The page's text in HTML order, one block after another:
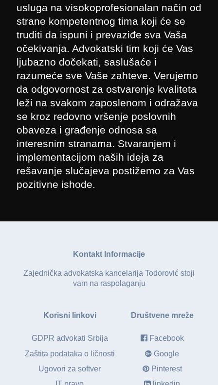
usluga na visokoprofesionalan način od
strane kompetentnog tima koji će se
truditi da ispuni i prevaziđe sva Vaša
očekivanja. Advokatski tim koji će Vas
ljubazno dočekati, saslušaće i
razumeće sve Vaše zahteve. Verujemo
da odgovornost za ostvarenje kvaliteta
leži na svakom zaposlenom i odražava
se kroz redovno vršenje poslovnih
obaveza i građenje odnosa sa
interesnim stranama. Stvaranjem i
implementacijom naših ideja za
rešavanje slučajeva postižemo za Vas
pozitivne ishode.
Kontakt Informacije
Zajednička advokatska kancelarija Todorović stoji
vam na raspolaganju
Korisni linkovi
GDPR advokati Srbija
Zaštita podataka o ličnosti
Ugovori za softver
Društvene mreže
Facebook
Google
Pinterest